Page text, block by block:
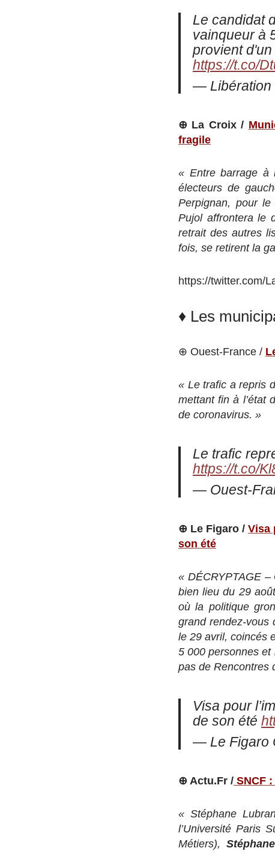
Le candidat
vainqueur à
provient
https://t.co/
— Libération
⊕ La Croix /
fragile
« Entre barrage à
électeurs de
Perpignan, pour
Pujol affrontera le
retrait des autres
fois, se retirent la
https://twitter.com/
♦ Les
⊕ Ouest-France /
« Le trafic a repris
mettant fin à l’état
de coronavirus. »
Le trafic
https://t.co/
— Ouest-
⊕ Le Figaro / Visa
son été
« DÉCRYPTAGE
bien lieu du 29
où la politique
grand rendez-vous
le 29 avril, coincés
5 000 personnes
pas de Rencontres
Visa pour
de son été
— Le Figaro
⊕ Actu.Fr / SNCF
« Stéphane
l’Université Paris
Métiers),